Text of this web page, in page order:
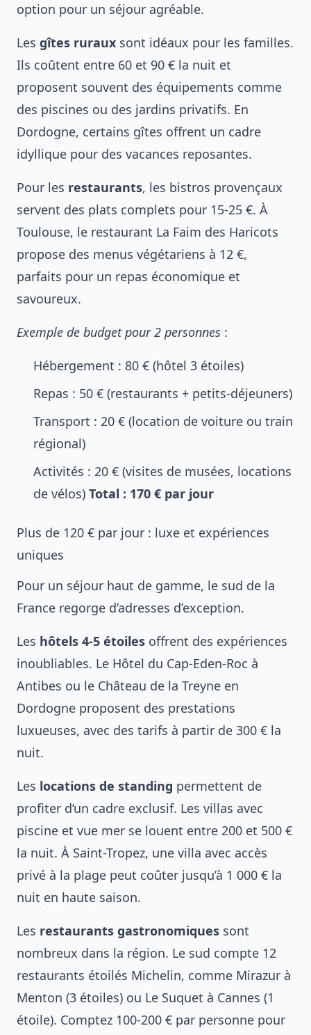
option pour un séjour agréable.
Les gîtes ruraux sont idéaux pour les familles.
Ils coûtent entre 60 et 90 € la nuit et
proposent souvent des équipements comme
des piscines ou des jardins privatifs. En
Dordogne, certains gîtes offrent un cadre
idyllique pour des vacances reposantes.
Pour les restaurants, les bistros provençaux
servent des plats complets pour 15-25 €. À
Toulouse, le restaurant La Faim des Haricots
propose des menus végétariens à 12 €,
parfaits pour un repas économique et
savoureux.
Exemple de budget pour 2 personnes :
Hébergement : 80 € (hôtel 3 étoiles)
Repas : 50 € (restaurants + petits-déjeuners)
Transport : 20 € (location de voiture ou train
régional)
Activités : 20 € (visites de musées, locations
de vélos) Total : 170 € par jour
Plus de 120 € par jour : luxe et expériences
uniques
Pour un séjour haut de gamme, le sud de la
France regorge d’adresses d’exception.
Les hôtels 4-5 étoiles offrent des expériences
inoubliables. Le Hôtel du Cap-Eden-Roc à
Antibes ou le Château de la Treyne en
Dordogne proposent des prestations
luxueuses, avec des tarifs à partir de 300 € la
nuit.
Les locations de standing permettent de
profiter d’un cadre exclusif. Les villas avec
piscine et vue mer se louent entre 200 et 500 €
la nuit. À Saint-Tropez, une villa avec accès
privé à la plage peut coûter jusqu’à 1 000 € la
nuit en haute saison.
Les restaurants gastronomiques sont
nombreux dans la région. Le sud compte 12
restaurants étoilés Michelin, comme Mirazur à
Menton (3 étoiles) ou Le Suquet à Cannes (1
étoile). Comptez 100-200 € par personne pour